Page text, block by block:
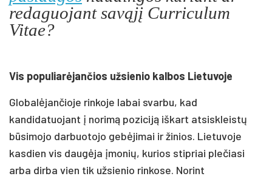
redaguojant savąjį Curriculum
Vitae?
Vis populiarėjančios užsienio kalbos Lietuvoje
Globalėjančioje rinkoje labai svarbu, kad
kandidatuojant į norimą poziciją iškart atsiskleistų
būsimojo darbuotojo gebėjimai ir žinios. Lietuvoje
kasdien vis daugėja įmonių, kurios stipriai plečiasi
arba dirba vien tik užsienio rinkose. Norint